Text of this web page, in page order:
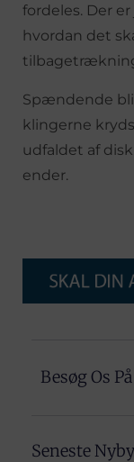
fordeles. Der
hvordan det
Spændende
klingerne
udfaldet af
ender.
Besøg Os På
Seneste